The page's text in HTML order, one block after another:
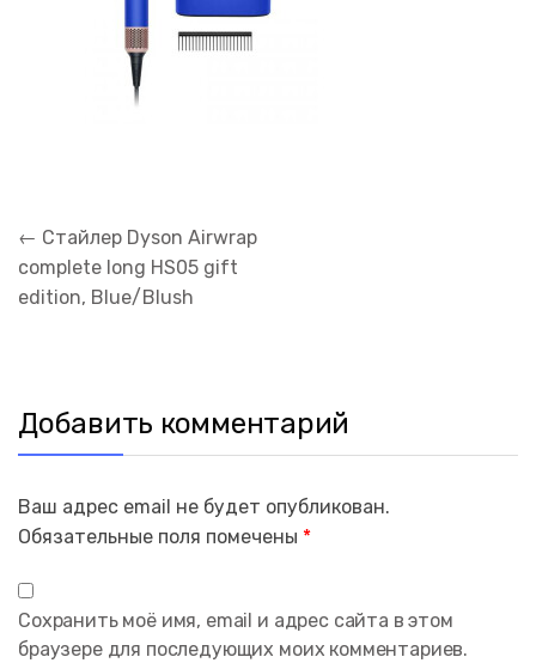
Навигация
записям
← Стайлер Dyson Airwrap
complete long HS05 gift
edition, Blue/Blush
Добавить комментарий
Ваш адрес email не будет опубликован.
Обязательные поля помечены *
Сохранить моё имя, email и адрес сайта в этом
браузере для последующих моих комментариев.